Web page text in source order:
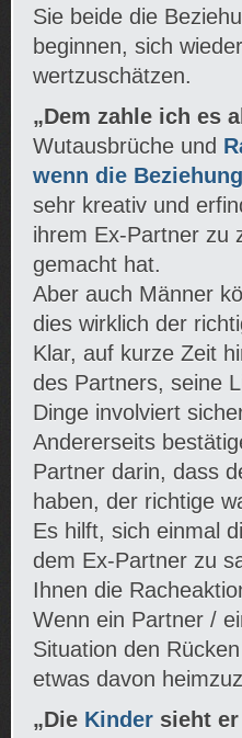
Sie beide die
beginnen, sich
wertzuschätzen.
„Dem zahle ich es
Wutausbrüche und
wenn die
sehr kreativ und
ihrem Ex-Partner zu
gemacht hat.
Aber auch Männer
dies wirklich der
Klar, auf kurze Zeit
des Partners, seine
Dinge involviert
Andererseits
Partner darin, dass
haben, der richtige
Es hilft, sich einmal
dem Ex-Partner zu
Ihnen die
Wenn ein Partner /
Situation den
etwas davon
„Die Kinder sieht